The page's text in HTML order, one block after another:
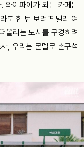
와이파이가 되는 카페는
도 한 번 보려면 멀리 여
올리는 도시를 구경하려
, 우리는 몬델로 촌구석